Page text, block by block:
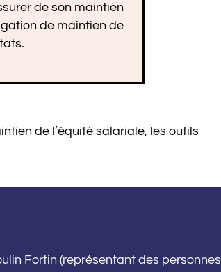
de son maintien
de maintien de
de l’équité salariale, les outils
Fortin (représentant des personnes